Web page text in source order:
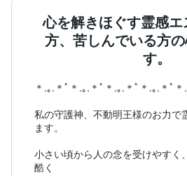
心を解きほぐす霊感
方、苦しんでいる方
す。
＊.｡.＊ﾟ＊.｡.＊ﾟ＊.｡.＊ﾟ＊.｡.＊ﾟ＊
私の守護神、不動明王様のお力で
ます。
小さい頃から人の念を受けやすく
酷く